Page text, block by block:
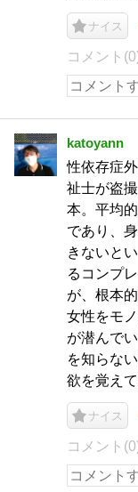
ナイス
コメント
katoyann
性依存症
祉士が盗
本。平均
であり、
きないと
るコンプ
が、根本
女性をモ
が潜んで
を知らな
欲を覚え
ナイス
コメント